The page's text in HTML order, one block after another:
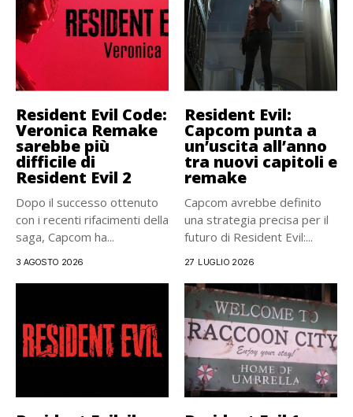
Resident Evil Code:
Veronica Remake
sarebbe più
difficile di
Resident Evil 2
Dopo il successo ottenuto
con i recenti rifacimenti della
saga, Capcom ha...
3 AGOSTO 2026
Resident Evil:
Capcom punta a
un’uscita all’anno
tra nuovi capitoli e
remake
Capcom avrebbe definito
una strategia precisa per il
futuro di Resident Evil:...
27 LUGLIO 2026